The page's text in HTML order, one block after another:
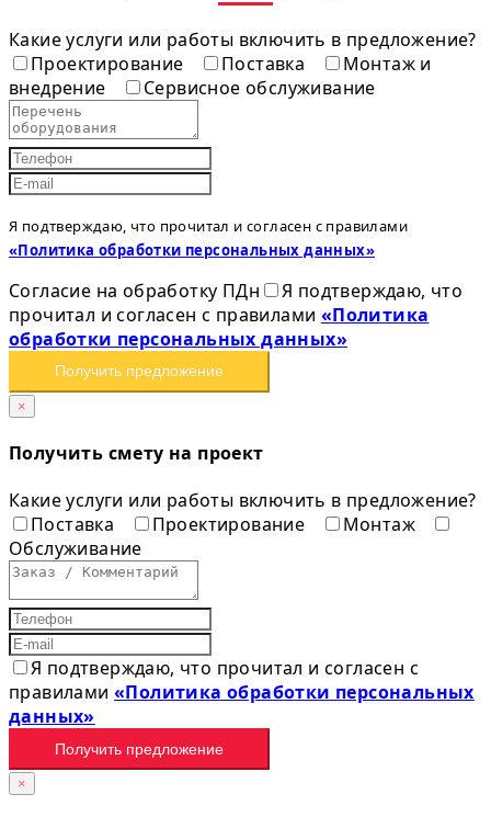
Какие услуги или работы включить в предложение?
Проектирование
Поставка
Монтаж и
внедрение
Сервисное обслуживание
Я подтверждаю, что прочитал и согласен с правилами
«Политика обработки персональных данных»
Согласие на обработку ПДн
Я подтверждаю, что
прочитал и согласен с правилами «Политика
обработки персональных данных»
Получить предложение
×
Получить смету на проект
Какие услуги или работы включить в предложение?
Поставка
Проектирование
Монтаж
Обслуживание
Я подтверждаю, что прочитал и согласен с
правилами«Политика обработки персональных
данных»
Получить предложение
×